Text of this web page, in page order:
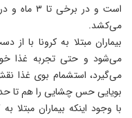
است و در
می‌کشد.
بیماران مبتلا به کرونا با
می‌شود و حتی تجربه غذا
می‌گیرد، استشمام بوی غذا
بویایی حس چشایی را هم تا
با وجود اینکه بیماران